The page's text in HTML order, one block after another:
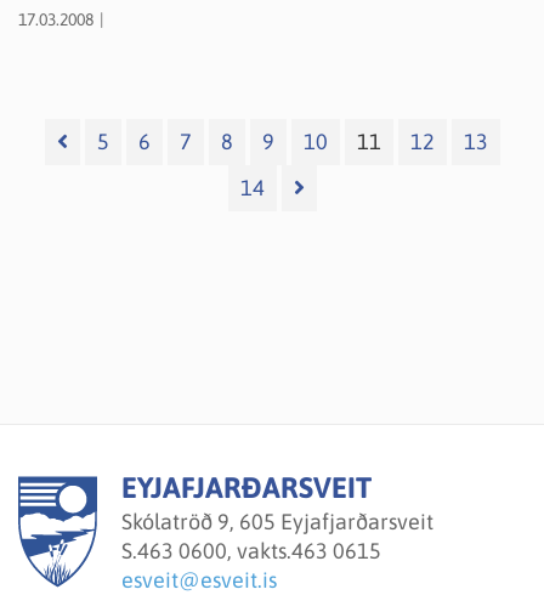
17.03.2008
5 6 7 8 9 10 11 12
13
14
EYJAFJARÐARSVEIT
Skólatröð 9, 605 Eyjafjarðarsveit
S.463 0600, vakts.463 0615
esveit@esveit.is